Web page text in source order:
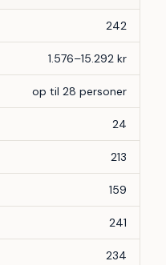
242
1.576–15.292 kr
op til 28 personer
24
213
159
241
234